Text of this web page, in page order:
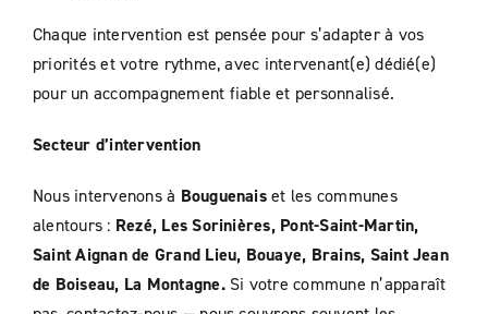
Chaque intervention est pensée pour s’adapter à vos
priorités et votre rythme, avec intervenant(e) dédié(e)
pour un accompagnement fiable et personnalisé.
Secteur d’intervention
Nous intervenons à Bouguenaiset les communes
alentours : Rezé, Les Sorinières, Pont-Saint-Martin,
Saint Aignan de Grand Lieu, Bouaye, Brains, Saint Jean
de Boiseau, La Montagne.Si votre commune n’apparaît